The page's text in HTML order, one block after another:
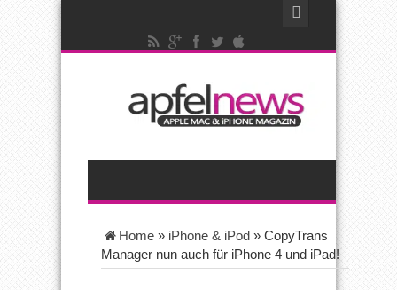
Home » iPhone & iPod » CopyTrans
Manager nun auch für iPhone 4 und iPad!